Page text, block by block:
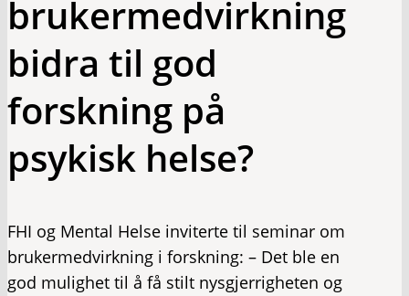
brukermedvirkning
bidra til god
forskning på
psykisk helse?
FHI og Mental Helse inviterte til seminar om
brukermedvirkning i forskning: – Det ble en
god mulighet til å få stilt nysgjerrigheten og